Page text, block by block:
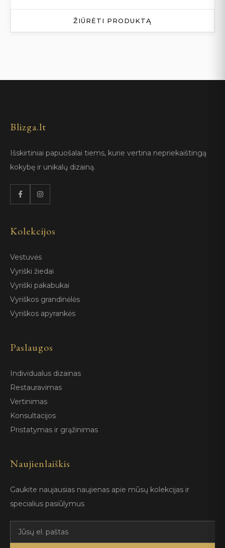
ŽIŪRĖTI PRODUKTĄ
Blizga.lt
Išskirtiniai papuošalai tiems, kurie vertina nepriekaištingą
kokybę ir unikalų dizainą.
Kolekcijos
Vestuvės
Vyriški žiedai
Vyriški pakabukai
Vyriškos grandinėlės
Vyriškos apyrankės
Paslaugos
Individualus dizainas
Restauravimas
Vertinimas
Konsultacijos
Pristatymas ir grąžinimas
Naujienlaiškis
Gaukite naujausias naujienas apie mūsų kolekcijas ir
specialius pasiūlymus